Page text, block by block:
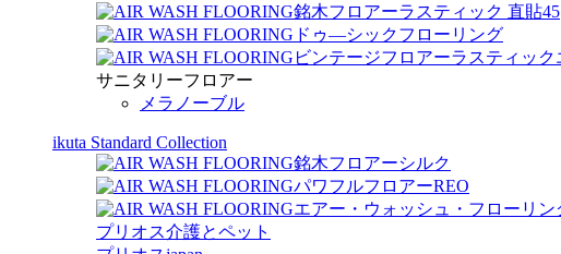
銘木フロアーラスティック 直貼45
ドゥ―シックフローリング
ビンテージフロアーラスティッ
サニタリーフロアー
メラノーブル
ikuta Standard Collection
銘木フロアーシルク
パワフルフロアーREO
エアー・ウォッシュ・フローリン
プリオス介護とペット